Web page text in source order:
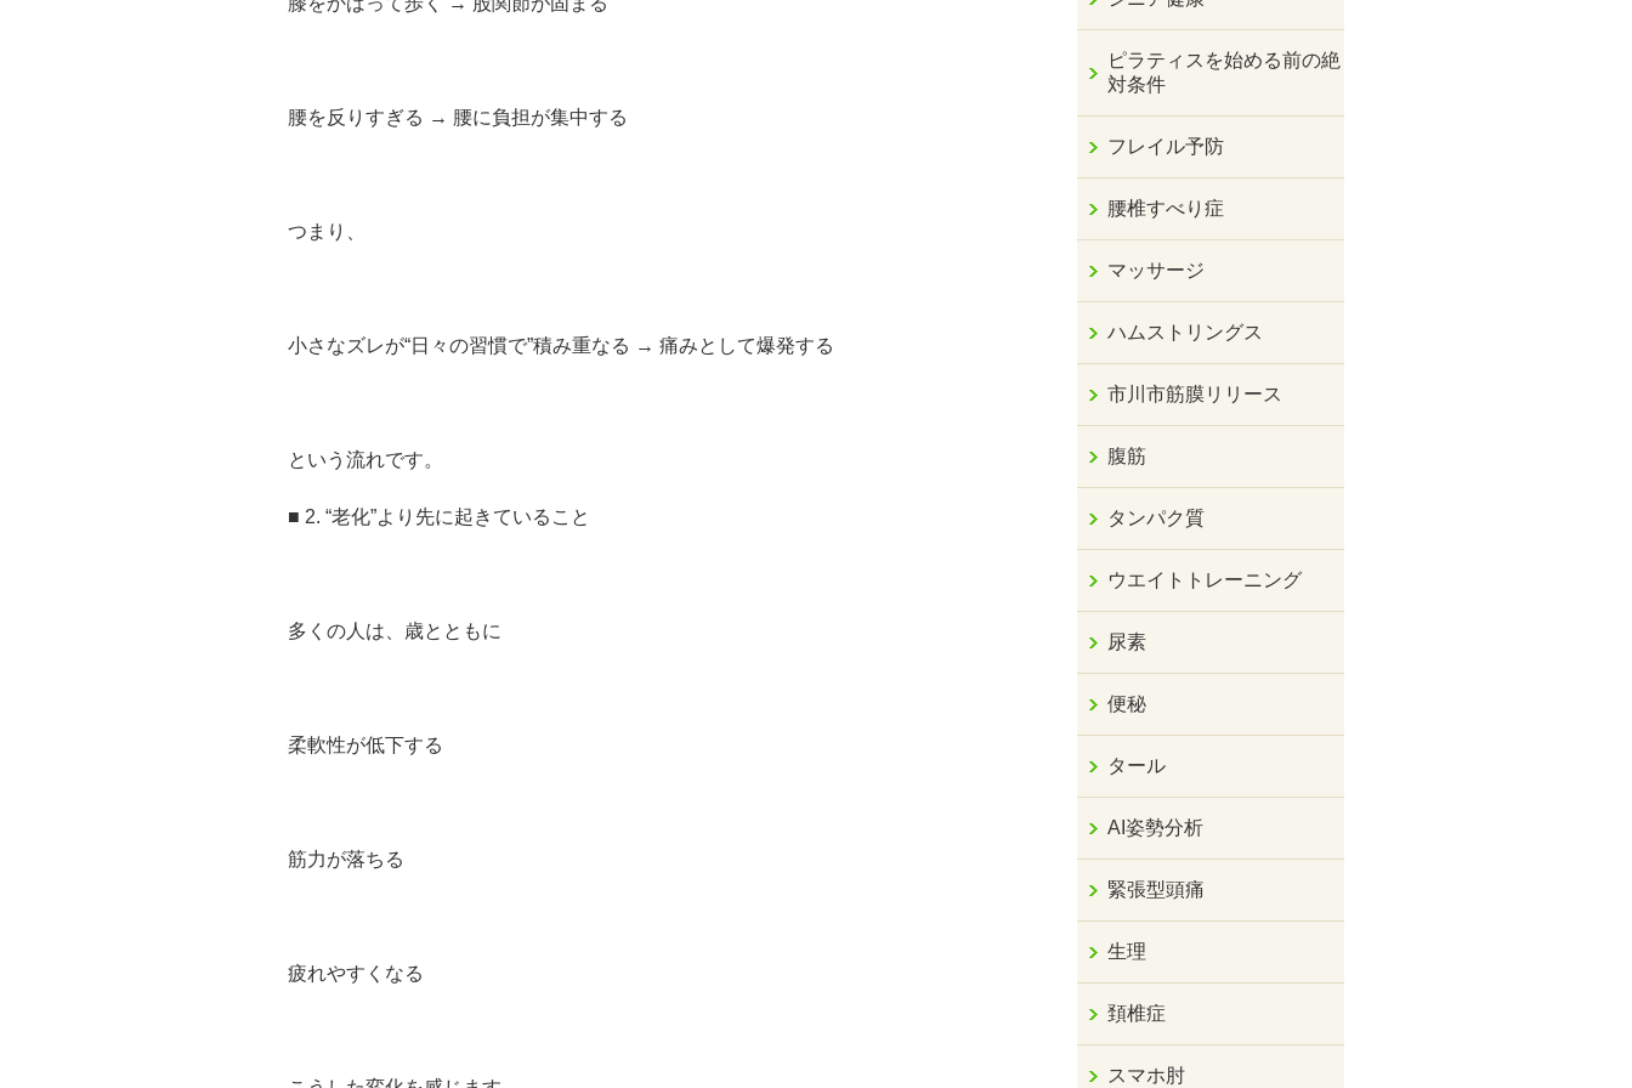
腰を反りすぎる → 腰に負担が集中する
つまり、
小さなズレが“日々の習慣で”積み重なる → 痛みとして爆発する
という流れです。
■ 2. “老化”より先に起きていること
多くの人は、歳とともに
柔軟性が低下する
筋力が落ちる
疲れやすくなる
ピラティスを始める前の絶
対条件
フレイル予防
腰椎すべり症
マッサージ
ハムストリングス
市川市筋膜リリース
腹筋
タンパク質
ウエイトトレーニング
尿素
便秘
タール
AI姿勢分析
緊張型頭痛
生理
頚椎症
スマホ肘